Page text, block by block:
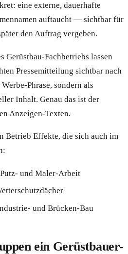
eine externe, dauerhafte
auftaucht — sichtbar für
den Auftrag vergeben.
Gerüstbau-Fachbetriebs lassen
Pressemitteilung sichtbar nach
Phrase, sondern als
Inhalt. Genau das ist der
Anzeigen-Texten.
Betrieb Effekte, die sich auch im
und Maler-Arbeit
und Brücken-Bau
ein Gerüstbauer-